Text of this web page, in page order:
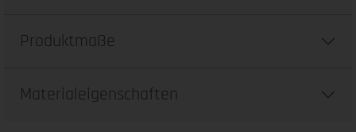
Produktmaße
Materialeigenschaften